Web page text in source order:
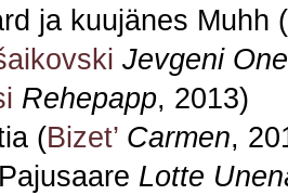
ja kuujänes Muhh
Jevgeni
Rehepapp, 2013)
(Bizet’ Carmen,
Lotte